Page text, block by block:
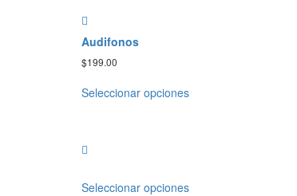
Audifonos
$199.00
Seleccionar opciones
Seleccionar opciones